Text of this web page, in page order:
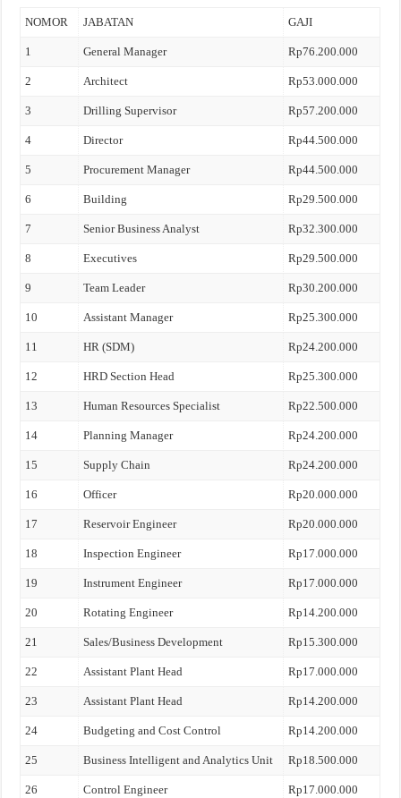
NOMOR JABATAN GAJI
1 General Manager Rp76.200.000
2 Architect Rp53.000.000
3 Drilling Supervisor Rp57.200.000
4 Director Rp44.500.000
5 Procurement Manager Rp44.500.000
6 Building Rp29.500.000
7 Senior Business Analyst Rp32.300.000
8 Executives Rp29.500.000
9 Team Leader Rp30.200.000
10 Assistant Manager Rp25.300.000
11 HR (SDM) Rp24.200.000
12 HRD Section Head Rp25.300.000
13 Human Resources Specialist Rp22.500.000
14 Planning Manager Rp24.200.000
15 Supply Chain Rp24.200.000
16 Officer Rp20.000.000
17 Reservoir Engineer Rp20.000.000
18 Inspection Engineer Rp17.000.000
19 Instrument Engineer Rp17.000.000
20 Rotating Engineer Rp14.200.000
21 Sales/Business Development Rp15.300.000
22 Assistant Plant Head Rp17.000.000
23 Assistant Plant Head Rp14.200.000
24 Budgeting and Cost Control Rp14.200.000
25 Business Intelligent and Analytics Unit Rp18.500.000
26 Control Engineer Rp17.000.000